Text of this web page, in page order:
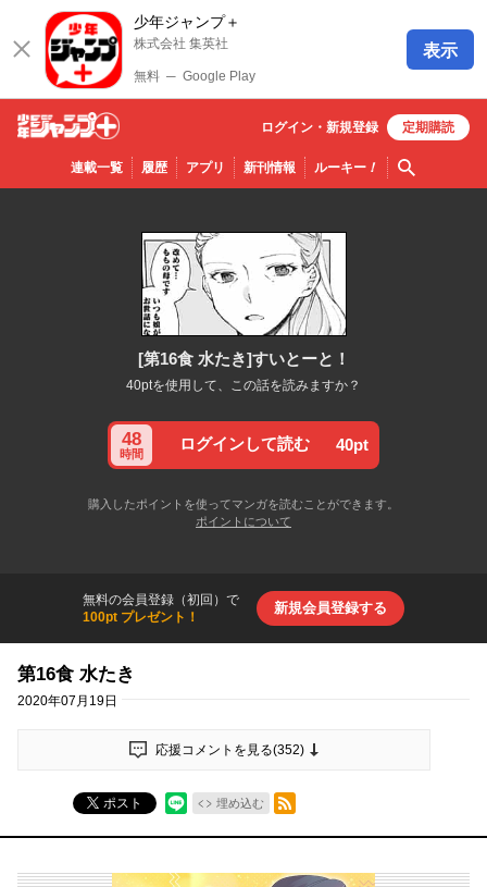
少年ジャンプ＋
株式会社 集英社
無料 ─ Google Play
表示
少年ジ
ャンプ
連載一覧 履歴 アプリ 新刊情報 ルーキー！ 検索
ログイン・ 新規登録 定期購読
[第16食 水たき]すいとーと！
40ptを使用して、この話を読みますか？
48
時間
ログインして読む 40pt
購入したポイントを使ってマンガを読むことができます。
ポイントについて
無料の会員登録（初回）で
100pt プレゼント！
新規会員登録する
第16食 水たき
2020年07月19日
応援コメントを見る(352)
ポスト 埋め込む
RSSフィード